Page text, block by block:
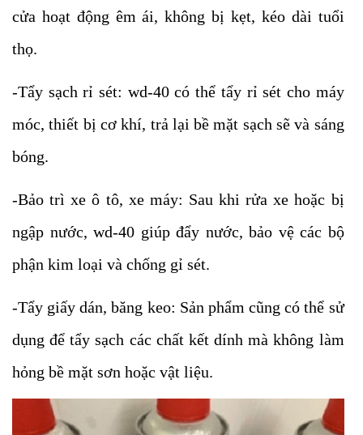
cửa hoạt động êm ái, không bị kẹt, kéo dài tuổi
thọ.
-Tẩy sạch rỉ sét: wd-40 có thể tẩy rỉ sét cho máy
móc, thiết bị cơ khí, trả lại bề mặt sạch sẽ và sáng
bóng.
-Bảo trì xe ô tô, xe máy: Sau khi rửa xe hoặc bị
ngập nước, wd-40 giúp đẩy nước, bảo vệ các bộ
phận kim loại và chống gỉ sét.
-Tẩy giấy dán, băng keo: Sản phẩm cũng có thể sử
dụng để tẩy sạch các chất kết dính mà không làm
hỏng bề mặt sơn hoặc vật liệu.